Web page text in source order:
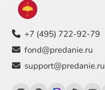
+7 (495) 722-92-79
fond@predanie.ru
support@predanie.ru